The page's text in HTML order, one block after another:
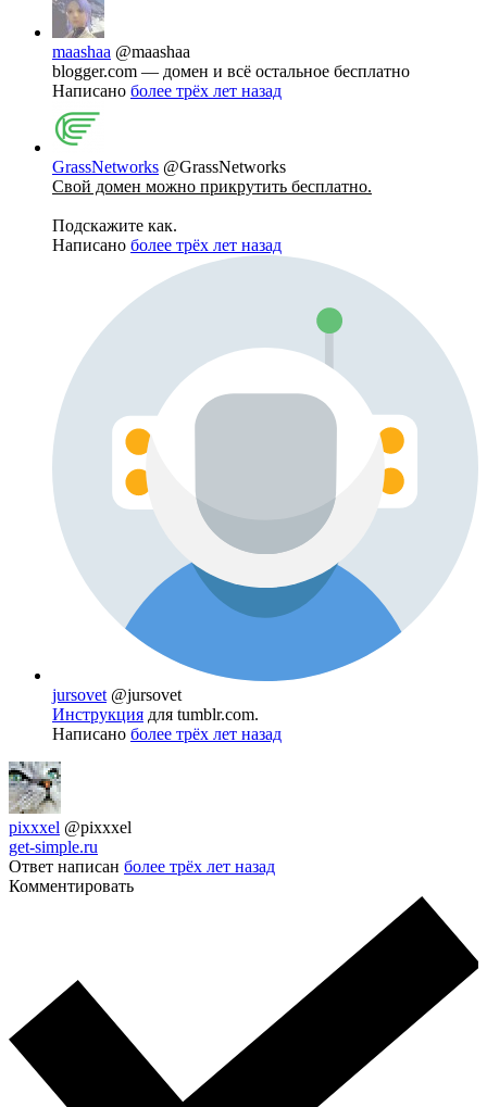
maashaa @maashaa
blogger.com — домен и всё остальное бесплатно
Написано более трёх лет назад
GrassNetworks @GrassNetworks
Свой домен можно прикрутить бесплатно.
Подскажите как.
Написано более трёх лет назад
jursovet @jursovet
Инструкция для tumblr.com.
Написано более трёх лет назад
pixxxel @pixxxel
get-simple.ru
Ответ написан более трёх лет назад
Комментировать